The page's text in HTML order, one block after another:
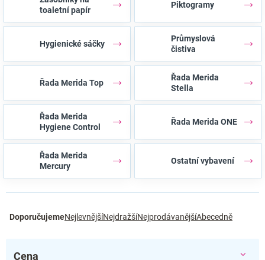
toaletní papír
Piktogramy
Hygienické sáčky
Průmyslová
čistiva
Řada Merida Top
Řada Merida
Stella
Řada Merida
Hygiene Control
Řada Merida ONE
Řada Merida
Mercury
Ostatní vybavení
a
DoporučujemeNejlevnějšíNejdražšíNejprodávanějšíAbecedně
Cena